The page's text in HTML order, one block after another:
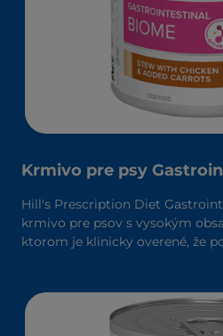
Krmivo pre psy
Hill's Prescription Diet
krmivo pre psov s vysokým
ktorom je klinicky overené, že
aktivuje črevný mikrobióm a
gastrointestinálne problémy.